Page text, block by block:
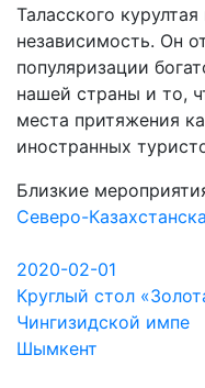
Таласского
независимость. Он
популяризации
нашей страны и то,
места притяжения
иностранных
Близкие
Северо-
2020-02-01
Круглый стол
Чингизидской импе
Шымкент